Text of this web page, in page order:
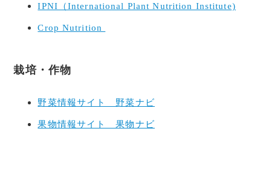
IPNI（International Plant Nutrition Institute)
Crop Nutrition
栽培・作物
野菜情報サイト 野菜ナビ
果物情報サイト 果物ナビ